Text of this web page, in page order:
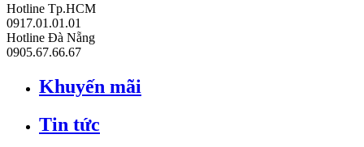
Hotline Tp.HCM
0917.01.01.01
Hotline Đà Nẵng
0905.67.66.67
Khuyến mãi
Tin tức